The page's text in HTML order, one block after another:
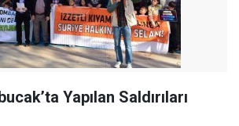
Yapılan Saldırıları